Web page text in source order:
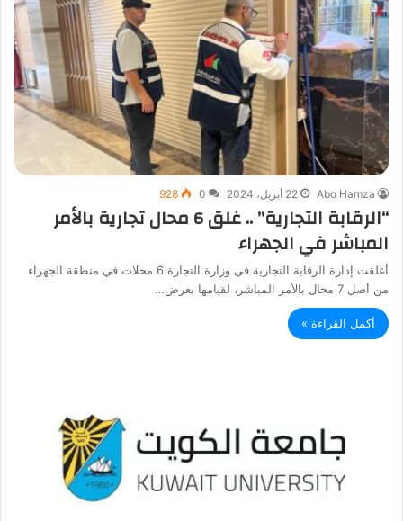
Abo Hamza 22 أبريل، 2024 0
928
“الرقابة التجارية” .. غلق 6 محال تجارية بالأمر
المباشر في الجهراء
أغلقت إدارة الرقابة التجارية في وزارة التجارة 6 محلات في منطقة الجهراء
من أصل 7 محال بالأمر المباشر، لقيامها بعرض…
أكمل القراءة »